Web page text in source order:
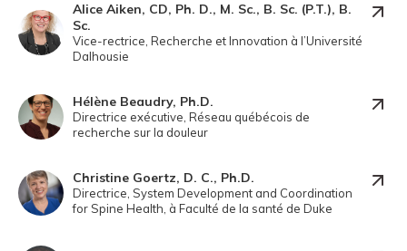
Alice Aiken, CD, Ph. D., M. Sc., B. Sc. (P.T.), B.
Sc.
Vice-rectrice, Recherche et Innovation à l’Université
Dalhousie
Hélène Beaudry, Ph.D.
Directrice exécutive, Réseau québécois de
recherche sur la douleur
Christine Goertz, D. C., Ph.D.
Directrice, System Development and Coordination
for Spine Health, à Faculté de la santé de Duke